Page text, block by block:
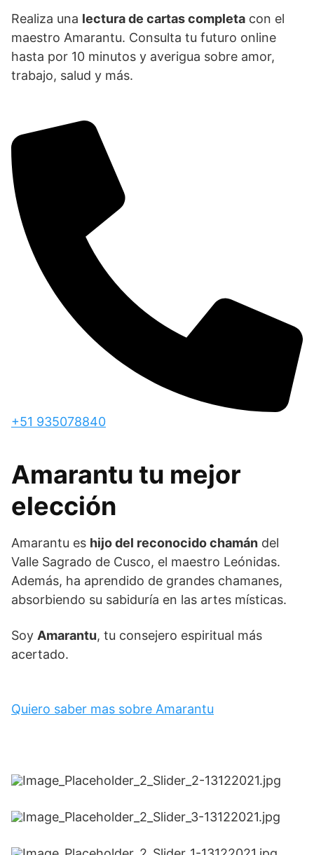
Realiza una lectura de cartas completa con el
maestro Amarantu. Consulta tu futuro online
hasta por 10 minutos y averigua sobre amor,
trabajo, salud y más.
+51 935078840
Amarantu tu mejor
elección
Amarantu es hijo del reconocido chamán del
Valle Sagrado de Cusco, el maestro Leónidas.
Además, ha aprendido de grandes chamanes,
absorbiendo su sabiduría en las artes místicas.
Soy Amarantu, tu consejero espiritual más
acertado.
Quiero saber mas sobre Amarantu